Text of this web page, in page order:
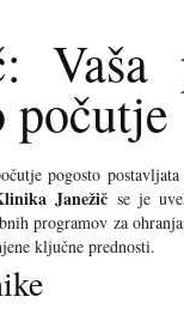
počutje
pogosto
Janežič se je
programov za
ključne prednosti.